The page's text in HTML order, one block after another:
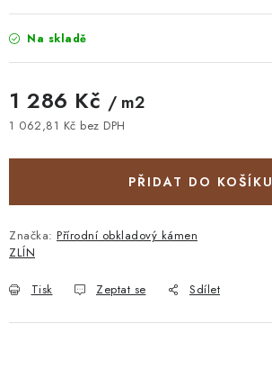
Na skladě
1 286 Kč / m2
1 062,81 Kč bez DPH
PŘIDAT DO KOŠÍKU
Značka: Přírodní obkladový kámen
ZLÍN
Tisk Zeptat se Sdílet